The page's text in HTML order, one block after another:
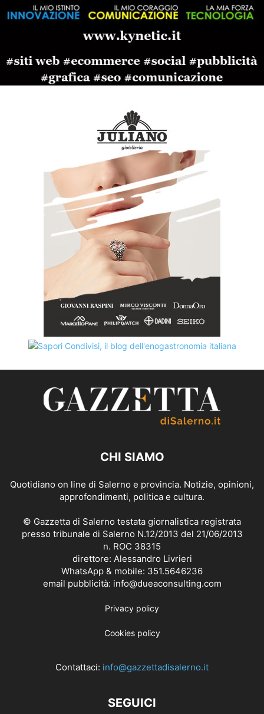
CHI SIAMO
Quotidiano on line di Salerno e provincia. Notizie, opinioni,
approfondimenti, politica e cultura.
© Gazzetta di Salerno testata giornalistica registrata
presso tribunale di Salerno N.12/2013 del 21/06/2013
n. ROC 38315
direttore: Alessandro Livrieri
WhatsApp & mobile: 351.5646236
email pubblicità: info@dueaconsulting.com
Privacy policy
Cookies policy
Contattaci: info@gazzettadisalerno.it
SEGUICI